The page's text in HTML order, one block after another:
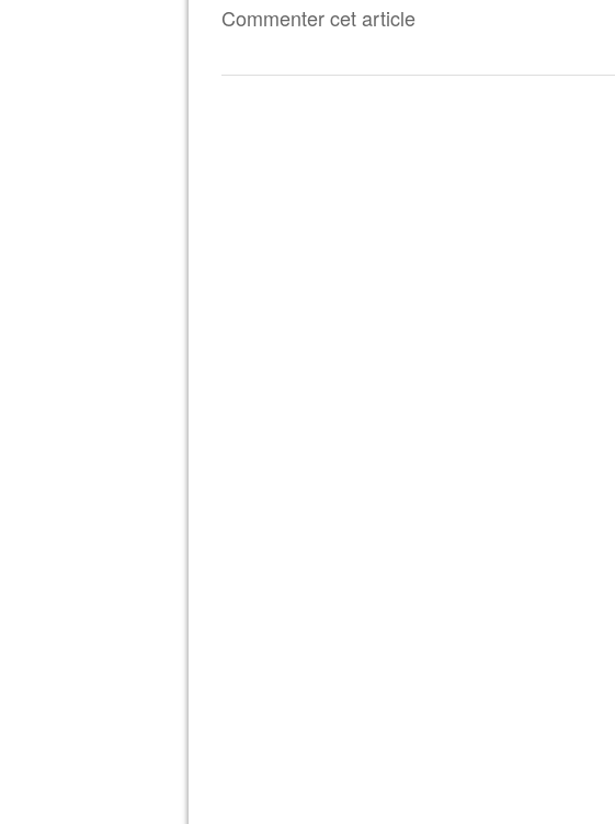
Commenter cet article